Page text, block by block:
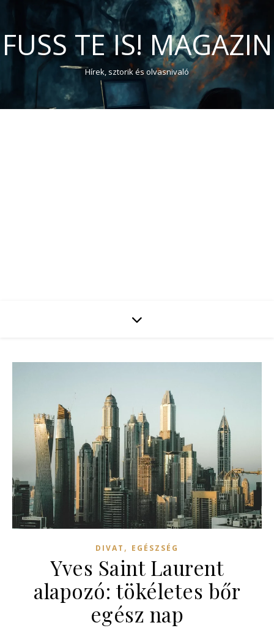
FUSS TE IS! MAGAZIN
Hírek, sztorik és olvasnivaló
DIVAT , EGÉSZSÉG
Yves Saint Laurent
alapozó: tökéletes bőr
egész nap